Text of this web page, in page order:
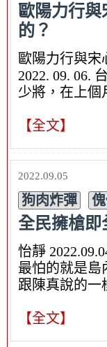
歐陽力行與
的？
歐陽力行與宋
2022. 09. 06.
少將，在上
【全文】
2022.09.05
狗肉炸彈
全民擁槍即
怡靜
最怕的就是島
跟陳真說的
【全文】